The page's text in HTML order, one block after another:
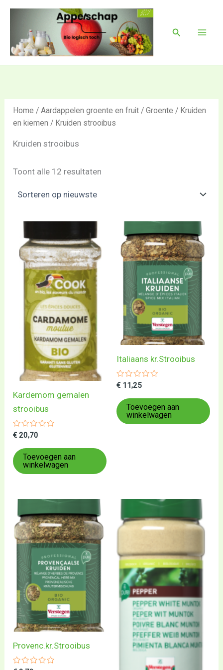
inhoud
Zoeken
Home /Aardappelen groente en fruit /Groente / Kruiden
en kiemen / Kruiden strooibus
Kruiden strooibus
Toont alle 12 resultaten
op
nieuwste
Kardemom gemalen
strooibus
Gewaardeerd
uit
5
€ 20,70
Toevoegen aan
winkelwagen
Italiaans kr.Strooibus
Gewaardeerd
uit
5
€ 11,25
Toevoegen aan
winkelwagen
Provenc.kr.Strooibus